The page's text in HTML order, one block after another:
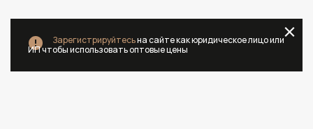
Зарегистрируйтесьна сайте как юридическое лицо или
ИП чтобы использовать оптовые цены